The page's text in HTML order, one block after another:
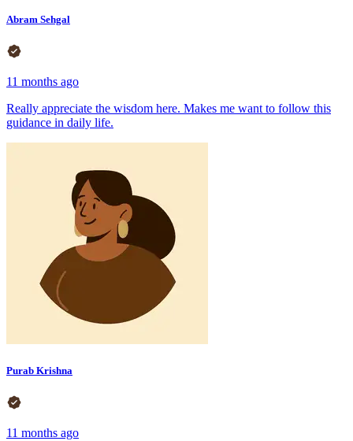
Abram Sehgal
11 months ago
Really appreciate the wisdom here. Makes me want to follow this
guidance in daily life.
Purab Krishna
11 months ago